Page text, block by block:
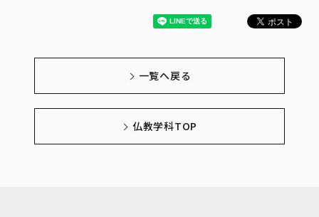
一覧へ戻る
仏教学科TOP